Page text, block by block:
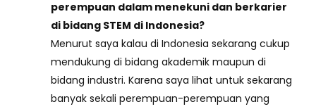
perempuan dalam menekuni dan berkarier
di bidang STEM di Indonesia?
Menurut saya kalau di Indonesia sekarang cukup
mendukung di bidang akademik maupun di
bidang industri. Karena saya lihat untuk sekarang
banyak sekali perempuan-perempuan yang